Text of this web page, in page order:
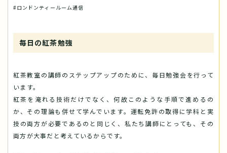
#ロンドンティールーム通信
毎日の紅茶勉強
紅茶教室の講師のステップアップのために、毎日勉強会を行って
います。
紅茶を淹れる技術だけでなく、何故このような手順で進めるの
か、その理論も併せて学んでいます。運転免許の取得に学科と実
技の両方が必要であるのと同じく、私たち講師にとっても、その
両方が大事だと考えているからです。